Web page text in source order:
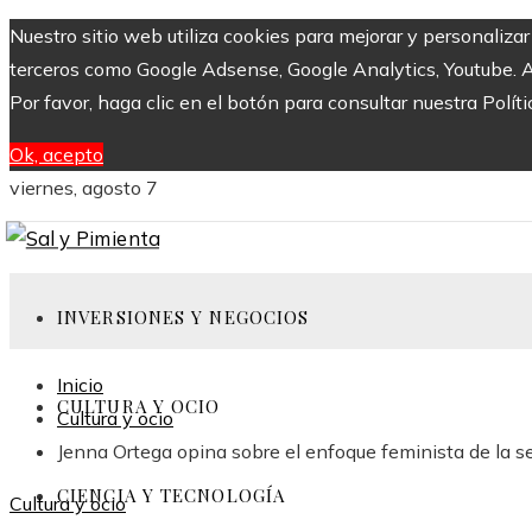
Nuestro sitio web utiliza cookies para mejorar y
terceros como Google Adsense, Google Analytics,
Por favor, haga clic en el botón para consultar nuestra
Ok, acepto
viernes, agosto 7
INVERSIONES Y NEGOCIOS
CULTURA Y OCIO
CIENCIA Y TECNOLOGÍA
Inicio
Cultura y ocio
Jenna Ortega opina sobre el enfoque feminista de la
Cultura y ocio